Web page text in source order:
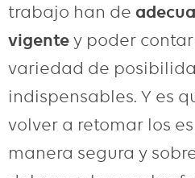
trabajo han de
vigente y poder
variedad de
indispensables. Y es
volver a retomar los
manera segura y